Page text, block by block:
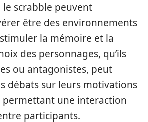
le scrabble peuvent
être des environnements
la mémoire et la
des personnages, qu’ils
ou antagonistes, peut
débats sur leurs motivations
permettant une interaction
participants.